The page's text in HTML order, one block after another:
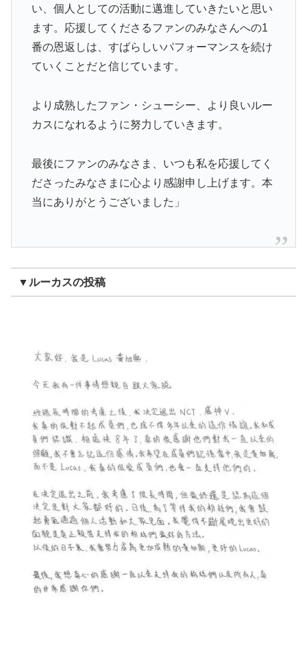
い、個人としての活動に邁進していきたいと思い
ます。応援してくださるファンのみなさんへの1
番の恩返しは、すばらしいパフォーマンスを続け
ていくことだと信じています。
より成熟したファン・シューシー、より良いルー
カスになれるように努力していきます。
最後にファンのみなさま、いつも私を応援してく
ださったみなさまに心より感謝申し上げます。本
当にありがとうございました」
▼ルーカスの投稿